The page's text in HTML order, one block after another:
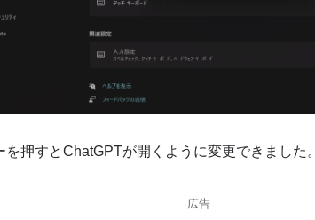
押すとChatGPTが開くように変更できました。
広告